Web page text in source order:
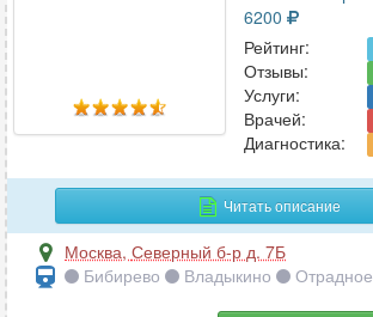
6200
Рейтинг:
Отзывы:
Услуги:
Врачей:
Диагностика:
Читать описание
Москва, Северный б-р д. 7Б
Бибирево
Владыкино Отрадное